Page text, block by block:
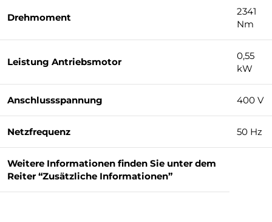
Drehmoment
2341
Nm
Leistung Antriebsmotor
0,55
kW
Anschlussspannung 400 V
Netzfrequenz 50 Hz
Weitere Informationen finden Sie unter dem
Reiter “Zusätzliche Informationen”